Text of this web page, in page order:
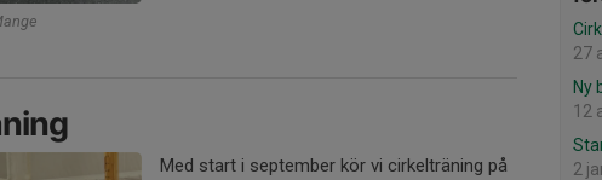
27
Ny
12
2
Med start i september kör vi cirkelträning på